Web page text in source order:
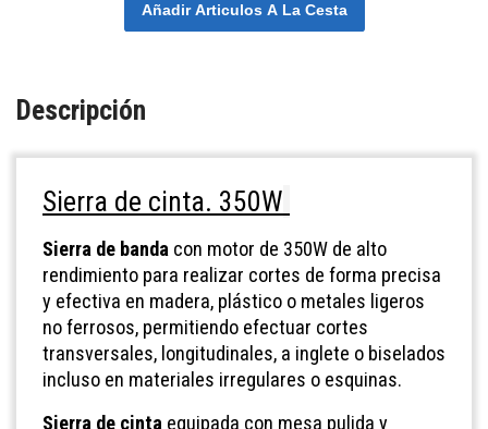
Añadir Articulos A La Cesta
Descripción
Sierra de cinta. 350W
Sierra de banda con motor de 350W de alto
rendimiento para realizar cortes de forma precisa
y efectiva en madera, plástico o metales ligeros
no ferrosos, permitiendo efectuar cortes
transversales, longitudinales, a inglete o biselados
incluso en materiales irregulares o esquinas.
Sierra de cinta equipada con mesa pulida y